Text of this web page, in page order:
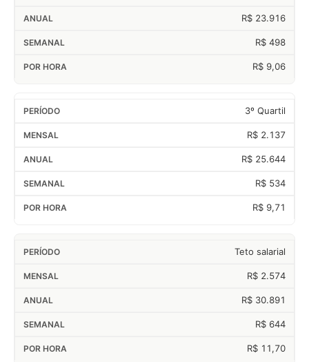
R$ 23.916
R$ 498
R$ 9,06
3º Quartil
R$ 2.137
R$ 25.644
R$ 534
R$ 9,71
Teto salarial
R$ 2.574
R$ 30.891
R$ 644
R$ 11,70